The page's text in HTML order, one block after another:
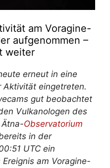
am Voragine-
aufgenommen –
weiter
erneut in eine
Aktivität eingetreten.
gut beobachtet
Vulkanologen des
Observatorium
in der
UTC ein
am Voragine-